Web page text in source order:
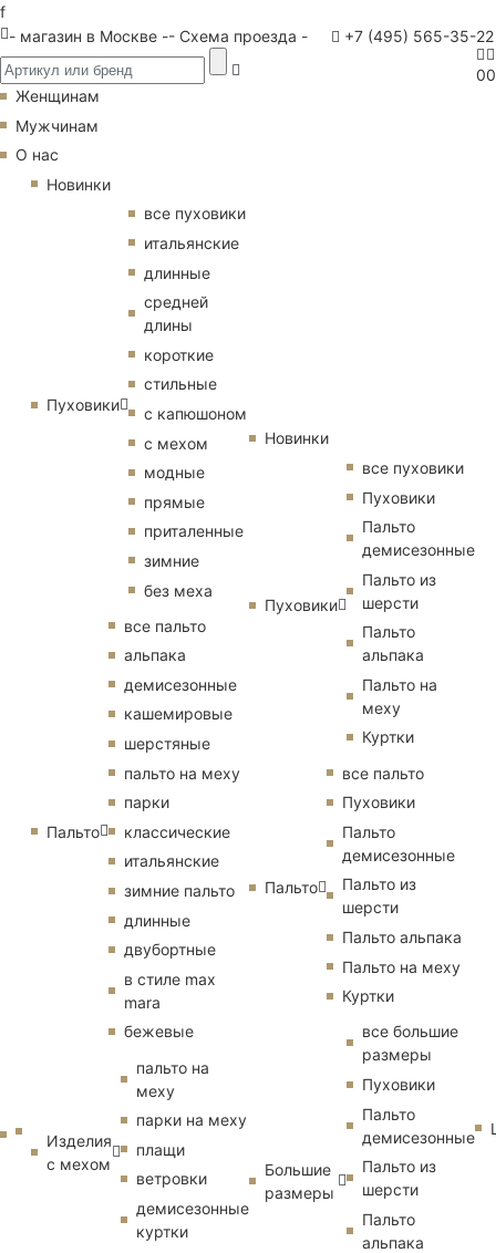
f
- магазин в Москве -- Схема проезда - +7 (495) 565-35-22
00
Женщинам
Мужчинам
О нас
Новинки
Пуховики
все пуховики
итальянские
длинные
средней
длины
короткие
стильные
с капюшоном
с мехом
модные
прямые
приталенные
зимние
без меха
Пальто
все пальто
альпака
демисезонные
кашемировые
шерстяные
пальто на меху
парки
классические
итальянские
зимние пальто
длинные
двубортные
в стиле max
mara
бежевые
Изделия
с мехом
пальто на
меху
парки на меху
плащи
ветровки
демисезонные
куртки
Новинки
Пуховики
все пуховики
Пуховики
Пальто
демисезонные
Пальто из
шерсти
Пальто
альпака
Пальто на
меху
Куртки
Пальто
все пальто
Пуховики
Пальто
демисезонные
Пальто из
шерсти
Пальто альпака
Пальто на меху
Куртки
Большие
размеры
все большие
размеры
Пуховики
Пальто
демисезонные
Пальто из
шерсти
Пальто
альпака